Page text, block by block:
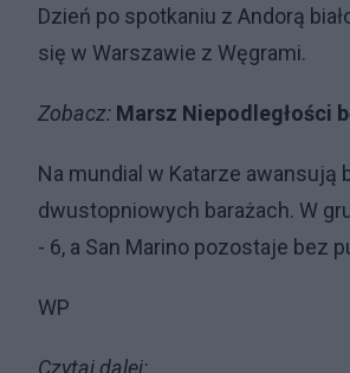
Dzień po spotkaniu z Andorą
się w Warszawie z Węgrami.
Zobacz: Marsz Niepodległości
Na mundial w Katarze awansują
dwustopniowych barażach. W
- 6, a San Marino pozostaje bez
WP
Czytaj dalej: